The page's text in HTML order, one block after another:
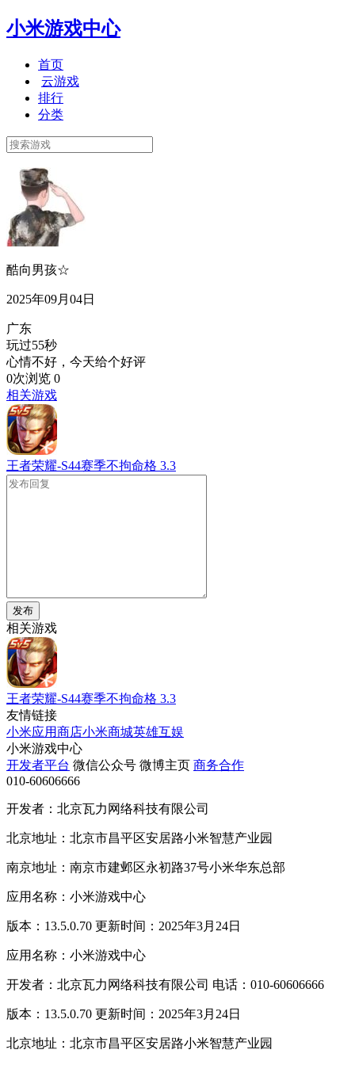
小米游戏中心
首页
云游戏
排行
分类
酷向男孩☆
2025年09月04日
广东
玩过55秒
心情不好，今天给个好评
0次浏览 0
相关游戏
王者荣耀-S44赛季不拘命格 3.3
发布
相关游戏
王者荣耀-S44赛季不拘命格 3.3
友情链接
小米应用商店小米商城英雄互娱
小米游戏中心
开发者平台 微信公众号 微博主页 商务合作
010-60606666
开发者：北京瓦力网络科技有限公司
北京地址：北京市昌平区安居路小米智慧产业园
南京地址：南京市建邺区永初路37号小米华东总部
应用名称：小米游戏中心
版本：13.5.0.70 更新时间：2025年3月24日
应用名称：小米游戏中心
开发者：北京瓦力网络科技有限公司 电话：010-60606666
版本：13.5.0.70 更新时间：2025年3月24日
北京地址：北京市昌平区安居路小米智慧产业园